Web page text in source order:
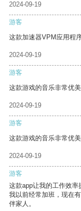
2024-09-19
游客
这款加速器VPM应用程
2024-09-19
游客
这款游戏的音乐非常优
2024-09-19
游客
这款游戏的音乐非常优
2024-09-19
游客
这款app让我的工作效率
我以前经常加班，现在
伴家人。